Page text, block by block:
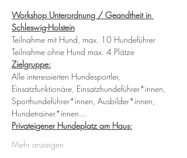
Workshop Unterordnung / Geandtheit in
Schleswig-Holstein
Teilnahme mit Hund, max. 10 Hundeführer
Teilnahme ohne Hund max. 4 Plätze
Zielgruppe:
Alle interessierten Hundesportler,
Einsatzfunktionäre, Einsatzhundeführer*innen,
Sporthundeführer*innen, Ausbilder*innen,
Hundetrainer*innen...
Privateigener Hundeplatz am Haus:
Mehr anzeigen